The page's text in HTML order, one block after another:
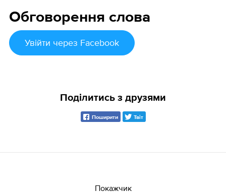
Обговорення слова
Увійти через Facebook
Поділитись з друзями
Поширити Твіт
Покажчик